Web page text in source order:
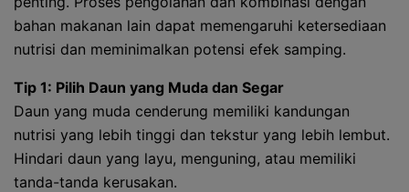
bahan makanan lain dapat memengaruhi ketersediaan
nutrisi dan meminimalkan potensi efek samping.
Tip 1: Pilih Daun yang Muda dan Segar
Daun yang muda cenderung memiliki kandungan
nutrisi yang lebih tinggi dan tekstur yang lebih lembut.
Hindari daun yang layu, menguning, atau memiliki
tanda-tanda kerusakan.